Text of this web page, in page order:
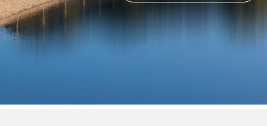
30是一种低粘度，高浓度
主要适用于各种瓦楞纸、箱
纸、新闻纸、淋膜原纸等。